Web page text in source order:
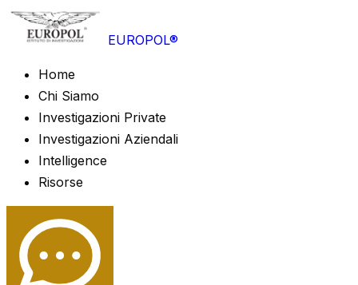
EUROPOL®
Home
Chi Siamo
Investigazioni Private
Investigazioni Aziendali
Intelligence
Risorse